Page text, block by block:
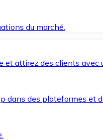
du marché.
attirez des clients avec
dans des plateformes et